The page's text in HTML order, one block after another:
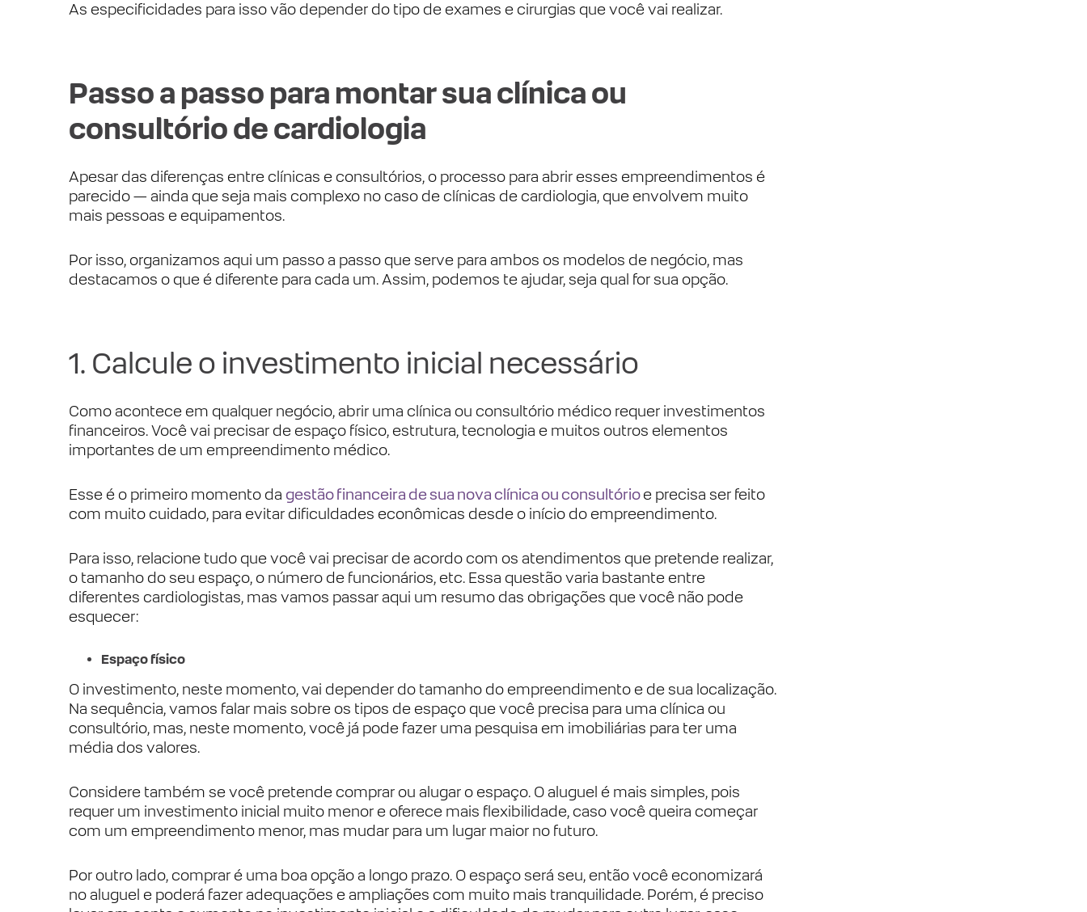
As especificidades para isso vão depender do tipo de exames e cirurgias que você vai realizar.
Passo a passo para montar sua clínica ou
consultório de cardiologia
Apesar das diferenças entre clínicas e consultórios, o processo para abrir esses empreendimentos é
parecido — ainda que seja mais complexo no caso de clínicas de cardiologia, que envolvem muito
mais pessoas e equipamentos.
Por isso, organizamos aqui um passo a passo que serve para ambos os modelos de negócio, mas
destacamos o que é diferente para cada um. Assim, podemos te ajudar, seja qual for sua opção.
1. Calcule o investimento inicial necessário
Como acontece em qualquer negócio, abrir uma clínica ou consultório médico requer investimentos
financeiros. Você vai precisar de espaço físico, estrutura, tecnologia e muitos outros elementos
importantes de um empreendimento médico.
Esse é o primeiro momento da gestão financeirade sua nova clínica ou consultórioe precisa ser feito
com muito cuidado, para evitar dificuldades econômicas desde o início do empreendimento.
Para isso, relacione tudo que você vai precisar de acordo com os atendimentos que pretende realizar,
o tamanho do seu espaço, o número de funcionários, etc. Essa questão varia bastante entre
diferentes cardiologistas, mas vamos passar aqui um resumo das obrigações que você não pode
esquecer:
Espaço físico
O investimento, neste momento, vai depender do tamanho do empreendimento e de sua localização.
Na sequência, vamos falar mais sobre os tipos de espaço que você precisa para uma clínica ou
consultório, mas, neste momento, você já pode fazer uma pesquisa em imobiliárias para ter uma
média dos valores.
Considere também se você pretende comprar ou alugar o espaço. O aluguel é mais simples, pois
requer um investimento inicial muito menor e oferece mais flexibilidade, caso você queira começar
com um empreendimento menor, mas mudar para um lugar maior no futuro.
Por outro lado, comprar é uma boa opção a longo prazo. O espaço será seu, então você economizará
no aluguel e poderá fazer adequações e ampliações com muito mais tranquilidade. Porém, é preciso